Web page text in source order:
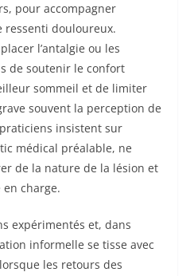
pour accompagner
ressenti douloureux.
l’antalgie ou les
de soutenir le confort
sommeil et de limiter
souvent la perception de
insistent sur
médical préalable, ne
de la nature de la lésion et
charge.
expérimentés et, dans
informelle se tisse avec
les retours des